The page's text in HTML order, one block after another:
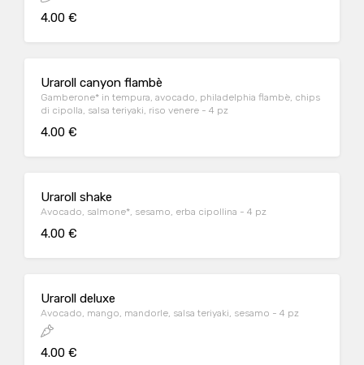
4.00 €
Uraroll canyon flambè
Gamberone* in tempura, avocado, philadelphia flambè, chips
di cipolla, salsa teriyaki, riso venere - 4 pz
4.00 €
Uraroll shake
Avocado, salmone*, sesamo, erba cipollina - 4 pz
4.00 €
Uraroll deluxe
Avocado, mango, mandorle, salsa teriyaki, sesamo - 4 pz
4.00 €